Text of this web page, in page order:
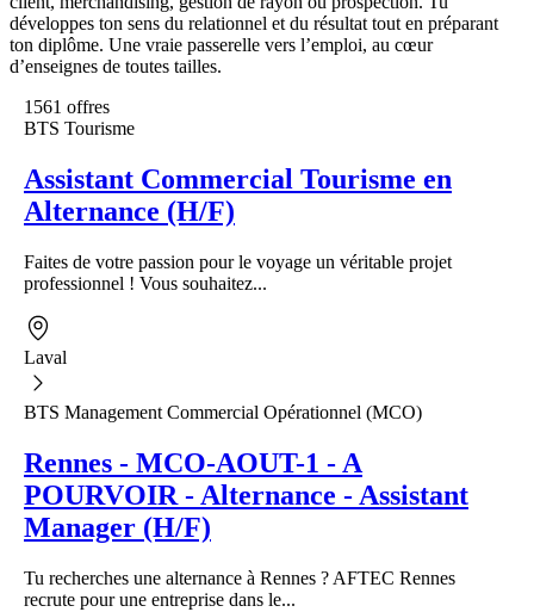
développes ton sens du relationnel et du résultat tout en préparant
ton diplôme. Une vraie passerelle vers l’emploi, au cœur
d’enseignes de toutes tailles.
1561 offres
BTS Tourisme
Assistant Commercial Tourisme en
Alternance (H/F)
Faites de votre passion pour le voyage un véritable projet
professionnel ! Vous souhaitez...
Laval
BTS Management Commercial Opérationnel (MCO)
Rennes - MCO-AOUT-1 - A
POURVOIR - Alternance - Assistant
Manager (H/F)
Tu recherches une alternance à Rennes ? AFTEC Rennes
recrute pour une entreprise dans le...